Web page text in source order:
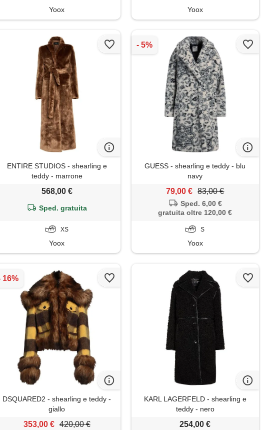
Yoox Yoox
ENTIRE STUDIOS - shearling e
teddy - marrone
568,00 €
Sped. gratuita
XS
Yoox
GUESS - shearling e teddy - blu
navy
79,00 € 83,00 €
Sped. 6,00 €
gratuita oltre 120,00 €
S
Yoox
DSQUARED2 - shearling e teddy -
giallo
353,00 € 420,00 €
KARL LAGERFELD - shearling e
teddy - nero
254,00 €